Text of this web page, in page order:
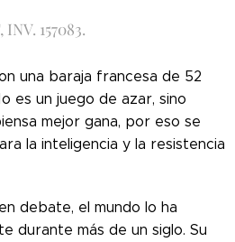
157083.
una baraja francesa de 52
es un juego de azar, sino
mejor gana, por eso se
la inteligencia y la resistencia
debate, el mundo lo ha
durante más de un siglo. Su